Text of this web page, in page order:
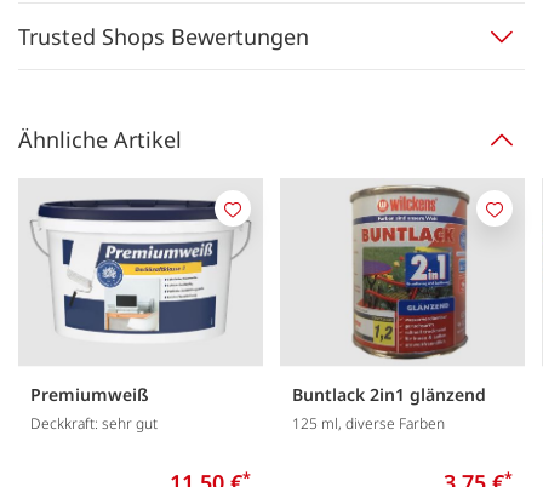
Trusted Shops Bewertungen
Ähnliche Artikel
Premiumweiß
Deckkraft: sehr gut
*
Merken
Buntlack 2in1 glänzend
125 ml, diverse Farben
*